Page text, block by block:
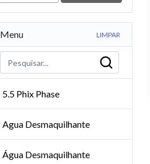
Menu LIMPAR
5.5 Phix Phase
Agua Desmaquilhante
Água Desmaquilhante